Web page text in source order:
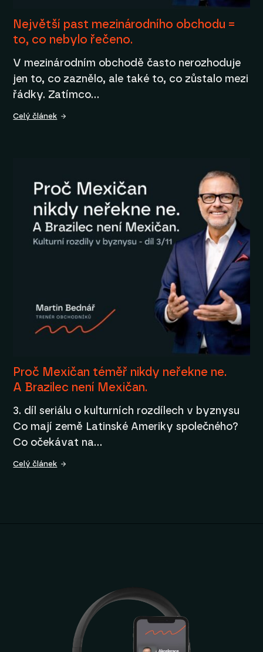
Největší past mezinárodního obchodu =
to, co nebylo řečeno.
V mezinárodním obchodě často nerozhoduje
jen to, co zaznělo, ale také to, co zůstalo mezi
řádky. Zatímco…
Celý článek
Proč Mexičan téměř nikdy neřekne ne.
A Brazilec není Mexičan.
3. díl seriálu o kulturních rozdílech v byznysu
Co mají země Latinské Ameriky společného?
Co očekávat na…
Celý článek